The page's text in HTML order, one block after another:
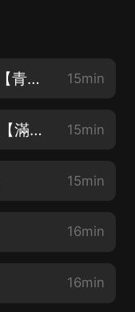
無敵劍域-第001集 掃地小廝【青衫劍主來啦！裝起來！】 15min
無敵劍域-第002集 戰巨蟒王【滿分好評抽年會員哦】 15min
15min
16min
16min